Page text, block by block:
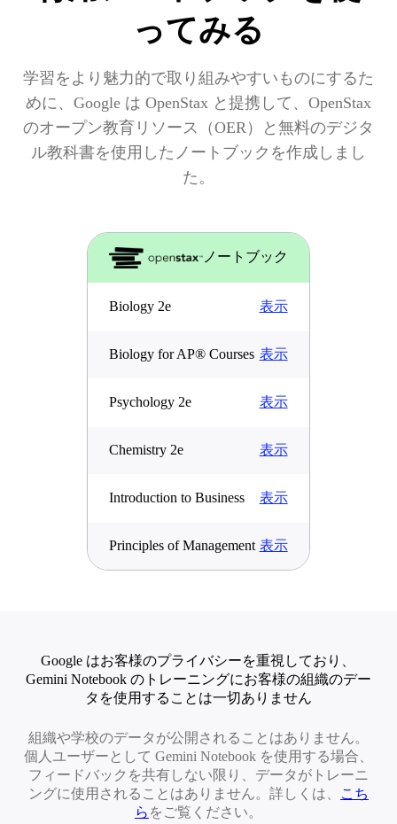
ってみる
学習をより魅力的で取り組みやすいものにするた
めに、Google は OpenStax と提携して、OpenStax
のオープン教育リソース（OER）と無料のデジタ
ル教科書を使用したノートブックを作成しまし
た。
ノートブック
Biology 2e 表示
Biology for AP® Courses 表示
Psychology 2e 表示
Chemistry 2e 表示
Introduction to Business 表示
Principles of Management 表示
Google はお客様のプライバシーを重視しており、
Gemini Notebook のトレーニングにお客様の組織のデー
タを使用することは一切ありません
組織や学校のデータが公開されることはありません。
個人ユーザーとして Gemini Notebook を使用する場合、
フィードバックを共有しない限り、データがトレーニ
ングに使用されることはありません。詳しくは、
こち
ら をご覧ください。